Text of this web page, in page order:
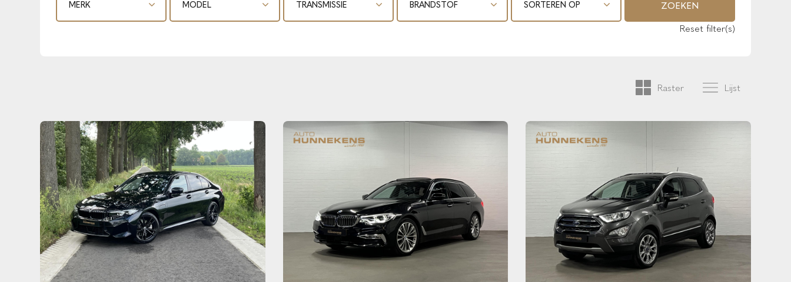
ZOEKEN
Reset filter(s)
Raster Lijst